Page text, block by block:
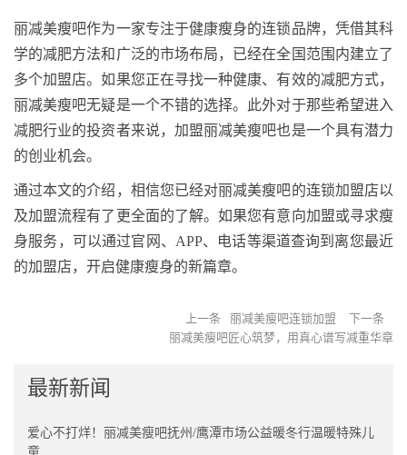
丽减美瘦吧作为一家专注于健康瘦身的连锁品牌，凭借其科
学的减肥方法和广泛的市场布局，已经在全国范围内建立了
多个加盟店。如果您正在寻找一种健康、有效的减肥方式，
丽减美瘦吧无疑是一个不错的选择。此外对于那些希望进入
减肥行业的投资者来说，加盟丽减美瘦吧也是一个具有潜力
的创业机会。
通过本文的介绍，相信您已经对丽减美瘦吧的连锁加盟店以
及加盟流程有了更全面的了解。如果您有意向加盟或寻求瘦
身服务，可以通过官网、APP、电话等渠道查询到离您最近
的加盟店，开启健康瘦身的新篇章。
上一条 丽减美瘦吧连锁加盟
下一条
丽减美瘦吧匠心筑梦，用真心谱写减重华章
最新新闻
爱心不打烊！丽减美瘦吧抚州/鹰潭市场公益暖冬行温暖特殊儿
童